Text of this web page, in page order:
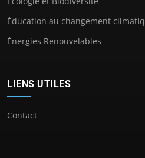
Éducation au changement
Énergies Renouvelables
LIENS UTILES
Contact